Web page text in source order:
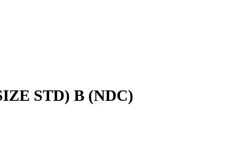
STD) B (NDC)